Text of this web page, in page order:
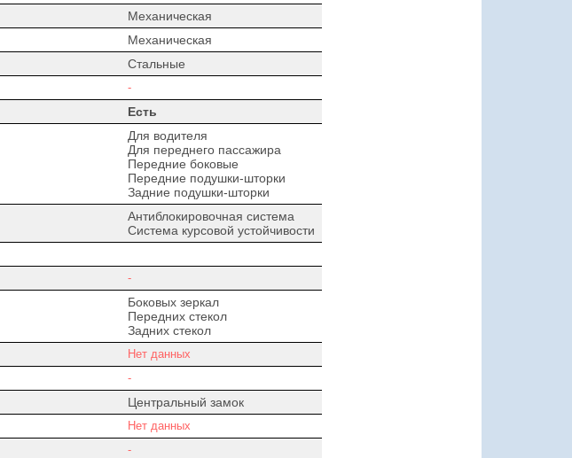
Механическая
Механическая
Стальные
-
Есть
Для водителя
Для переднего пассажира
Передние боковые
Передние подушки-шторки
Задние подушки-шторки
Антиблокировочная система
Система курсовой устойчивости
-
Боковых зеркал
Передних стекол
Задних стекол
Нет данных
-
Центральный замок
Нет данных
-